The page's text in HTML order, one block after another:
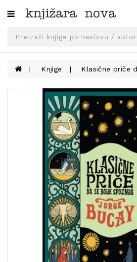
Kategorije
SVEUČILIŠNA
UDŽBENICI
KNJIGE
PRIBOR
UDŽBENIKE!
Knjige Klasične priče